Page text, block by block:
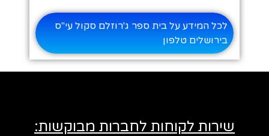
לכל המידע על בית ספר ג'רוזלם סקול עי"ס
בירושלים טלפון
שירות לקוחות לחברות מבוקשות: